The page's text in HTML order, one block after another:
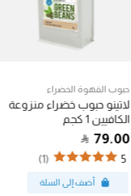
حبوب القهوة الخضراء
لاتينو حبوب خضراء منزوعة
الكافيين 1 كجم
79.00
5
(1)